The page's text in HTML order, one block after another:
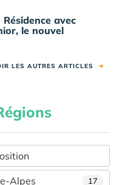
avec
le nouvel
LES AUTRES ARTICLES ➜
17
Alpes